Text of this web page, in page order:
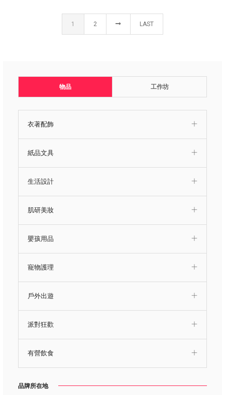
物品 工作坊
衣著配飾
紙品文具
生活設計
肌研美妝
嬰孩用品
寵物護理
戶外出遊
派對狂歡
有營飲食
品牌所在地
1 2 LAST